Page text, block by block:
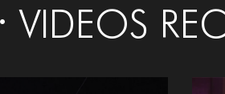
VIDEOS